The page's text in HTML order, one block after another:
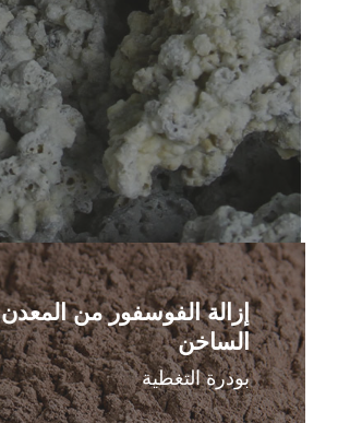
إزالة الفوسفور من المعدن
الساخن
بودرة التغطية